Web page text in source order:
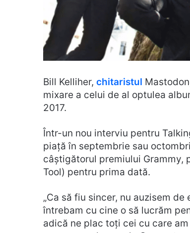
Bill Kelliher, chitaristul
mixare a celui de al optulea
2017.
Într-un nou interviu pentru
piață în septembrie sau
câștigătorul premiului Grammy,
Tool) pentru prima dată.
„Ca să fiu sincer, nu auzisem
întrebam cu cine o să lucrăm
adică ne plac toți cei cu care